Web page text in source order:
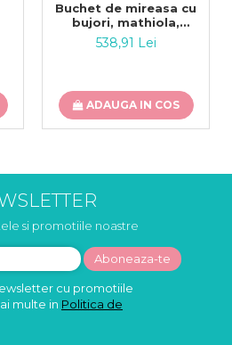
Buchet de mireasa cu
bujori, mathiola,
eustoma, miniroze si
eucalipt
538,91 Lei
ADAUGA IN COS
si promotiile noastre
cu promotiile
multe in Politica de